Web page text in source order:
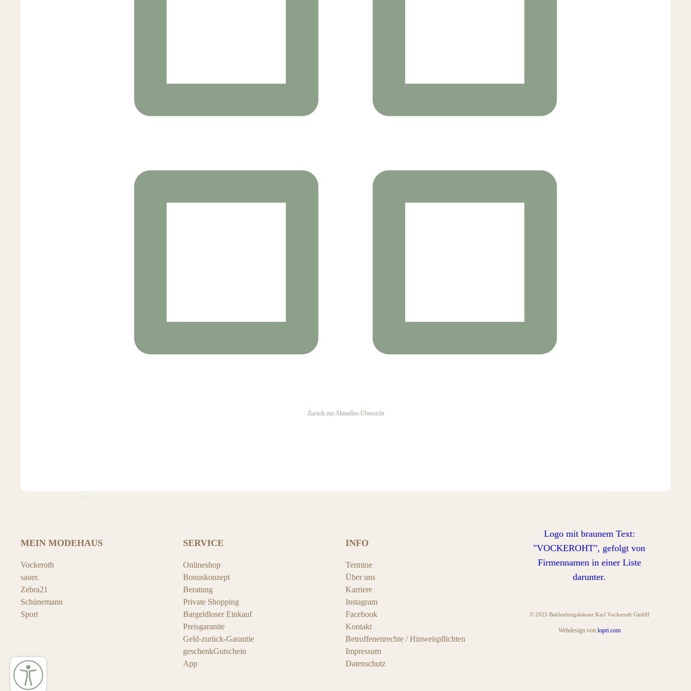
Zurück zur Aktuelles-Übersicht
MEIN MODEHAUS
Vockeroth
sauer.
Zebra21
Schünemann
Sport
SERVICE
Onlineshop
Bonuskonzept
Beratung
Private Shopping
Bargeldloser Einkauf
Preisgarantie
Geld-zurück-Garantie
geschenkGutschein
App
INFO
Termine
Über uns
Karriere
Instagram
Facebook
Kontakt
Betroffenenrechte / Hinweispflichten
Impressum
Datenschutz
© 2023 Bekleidungshäuser Karl Vockeroth GmbH
Webdesign von lopri.com